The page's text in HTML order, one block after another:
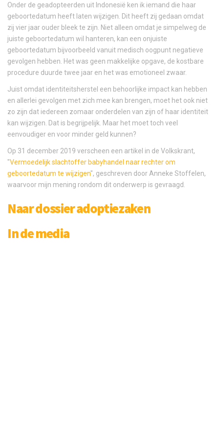
Onder de geadopteerden uit Indonesië ken ik iemand die haar
geboortedatum heeft laten wijzigen. Dit heeft zij gedaan omdat
zij vier jaar ouder bleek te zijn. Niet alleen omdat je simpelweg de
juiste geboortedatum wil hanteren, kan een onjuiste
geboortedatum bijvoorbeeld vanuit medisch oogpunt negatieve
gevolgen hebben. Het was geen makkelijke opgave, de kostbare
procedure duurde twee jaar en het was emotioneel zwaar.
Juist omdat identiteitsherstel een behoorlijke impact kan hebben
en allerlei gevolgen met zich mee kan brengen, moet het ook niet
zo zijn dat iedereen zomaar onderdelen van zijn of haar identiteit
kan wijzigen. Dat is begrijpelijk. Maar het moet toch veel
eenvoudiger en voor minder geld kunnen?
Op 31 december 2019 verscheen een artikel in de Volkskrant,
"Vermoedelijk slachtoffer babyhandel naar rechter om
geboortedatum te wijzigen", geschreven door Anneke Stoffelen,
waarvoor mijn mening rondom dit onderwerp is gevraagd.
Naar dossier adoptiezaken
In de media